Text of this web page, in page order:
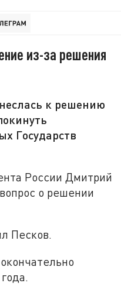
из-за решения
к решению
Государств
России Дмитрий
о решении
Песков.